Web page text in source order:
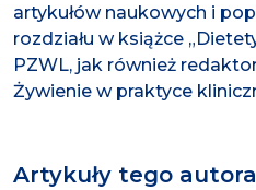
artykułów naukowych i
rozdziału w książce
PZWL, jak również
Żywienie w praktyce
Artykuły tego